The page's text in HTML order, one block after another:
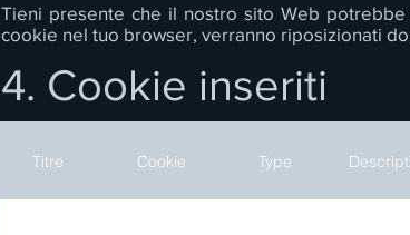
Tieni presente che il nostro sito Web
cookie nel tuo browser, verranno riposizionati
4. Cookie inseriti
Titre Cookie Type